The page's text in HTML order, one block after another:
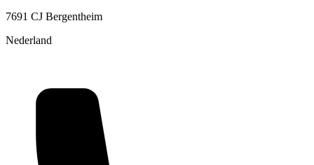
7691 CJ Bergentheim
Nederland